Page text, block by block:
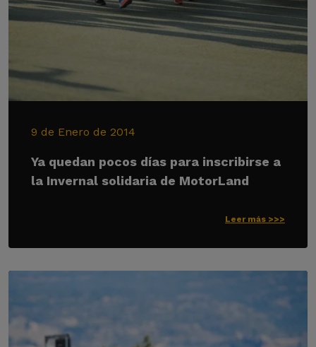
9 de Enero de 2014
Ya quedan pocos días para inscribirse a
la Invernal solidaria de MotorLand
Leer más >>>